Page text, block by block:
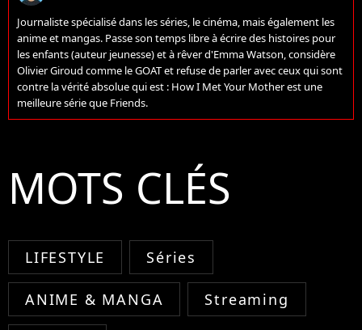
Journaliste spécialisé dans les séries, le cinéma, mais également les
anime et mangas. Passe son temps libre à écrire des histoires pour
les enfants (auteur jeunesse) et à rêver d'Emma Watson, considère
Olivier Giroud comme le GOAT et refuse de parler avec ceux qui sont
contre la vérité absolue qui est : How I Met Your Mother est une
meilleure série que Friends.
MOTS CLÉS
LIFESTYLE Séries
ANIME & MANGA Streaming